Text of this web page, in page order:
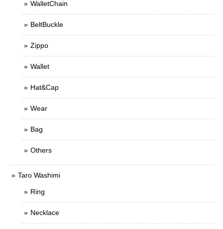
WalletChain
BeltBuckle
Zippo
Wallet
Hat&Cap
Wear
Bag
Others
Taro Washimi
Ring
Necklace